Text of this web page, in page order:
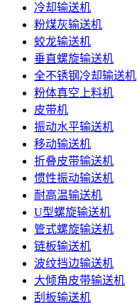
冷却输送机
粉煤灰输送机
蛟龙输送机
垂直螺旋输送机
全不锈钢冷却输送机
粉体真空上料机
皮带机
振动水平输送机
移动输送机
折叠皮带输送机
惯性振动输送机
耐高温输送机
U型螺旋输送机
管式螺旋输送机
链板输送机
波纹挡边输送机
大倾角皮带输送机
刮板输送机